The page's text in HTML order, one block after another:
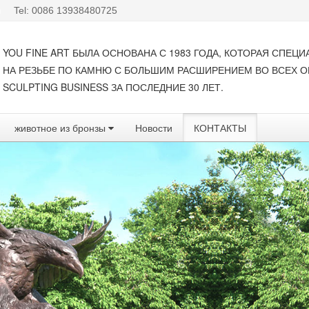
Tel: 0086 13938480725
YOU FINE ART БЫЛА ОСНОВАНА С 1983 ГОДА, КОТОРАЯ
НА РЕЗЬБЕ ПО КАМНЮ С БОЛЬШИМ РАСШИРЕНИЕМ ВО ВСЕХ
SCULPTING BUSINESS ЗА ПОСЛЕДНИЕ 30 ЛЕТ.
животное из бронзы Новости КОНТАКТЫ